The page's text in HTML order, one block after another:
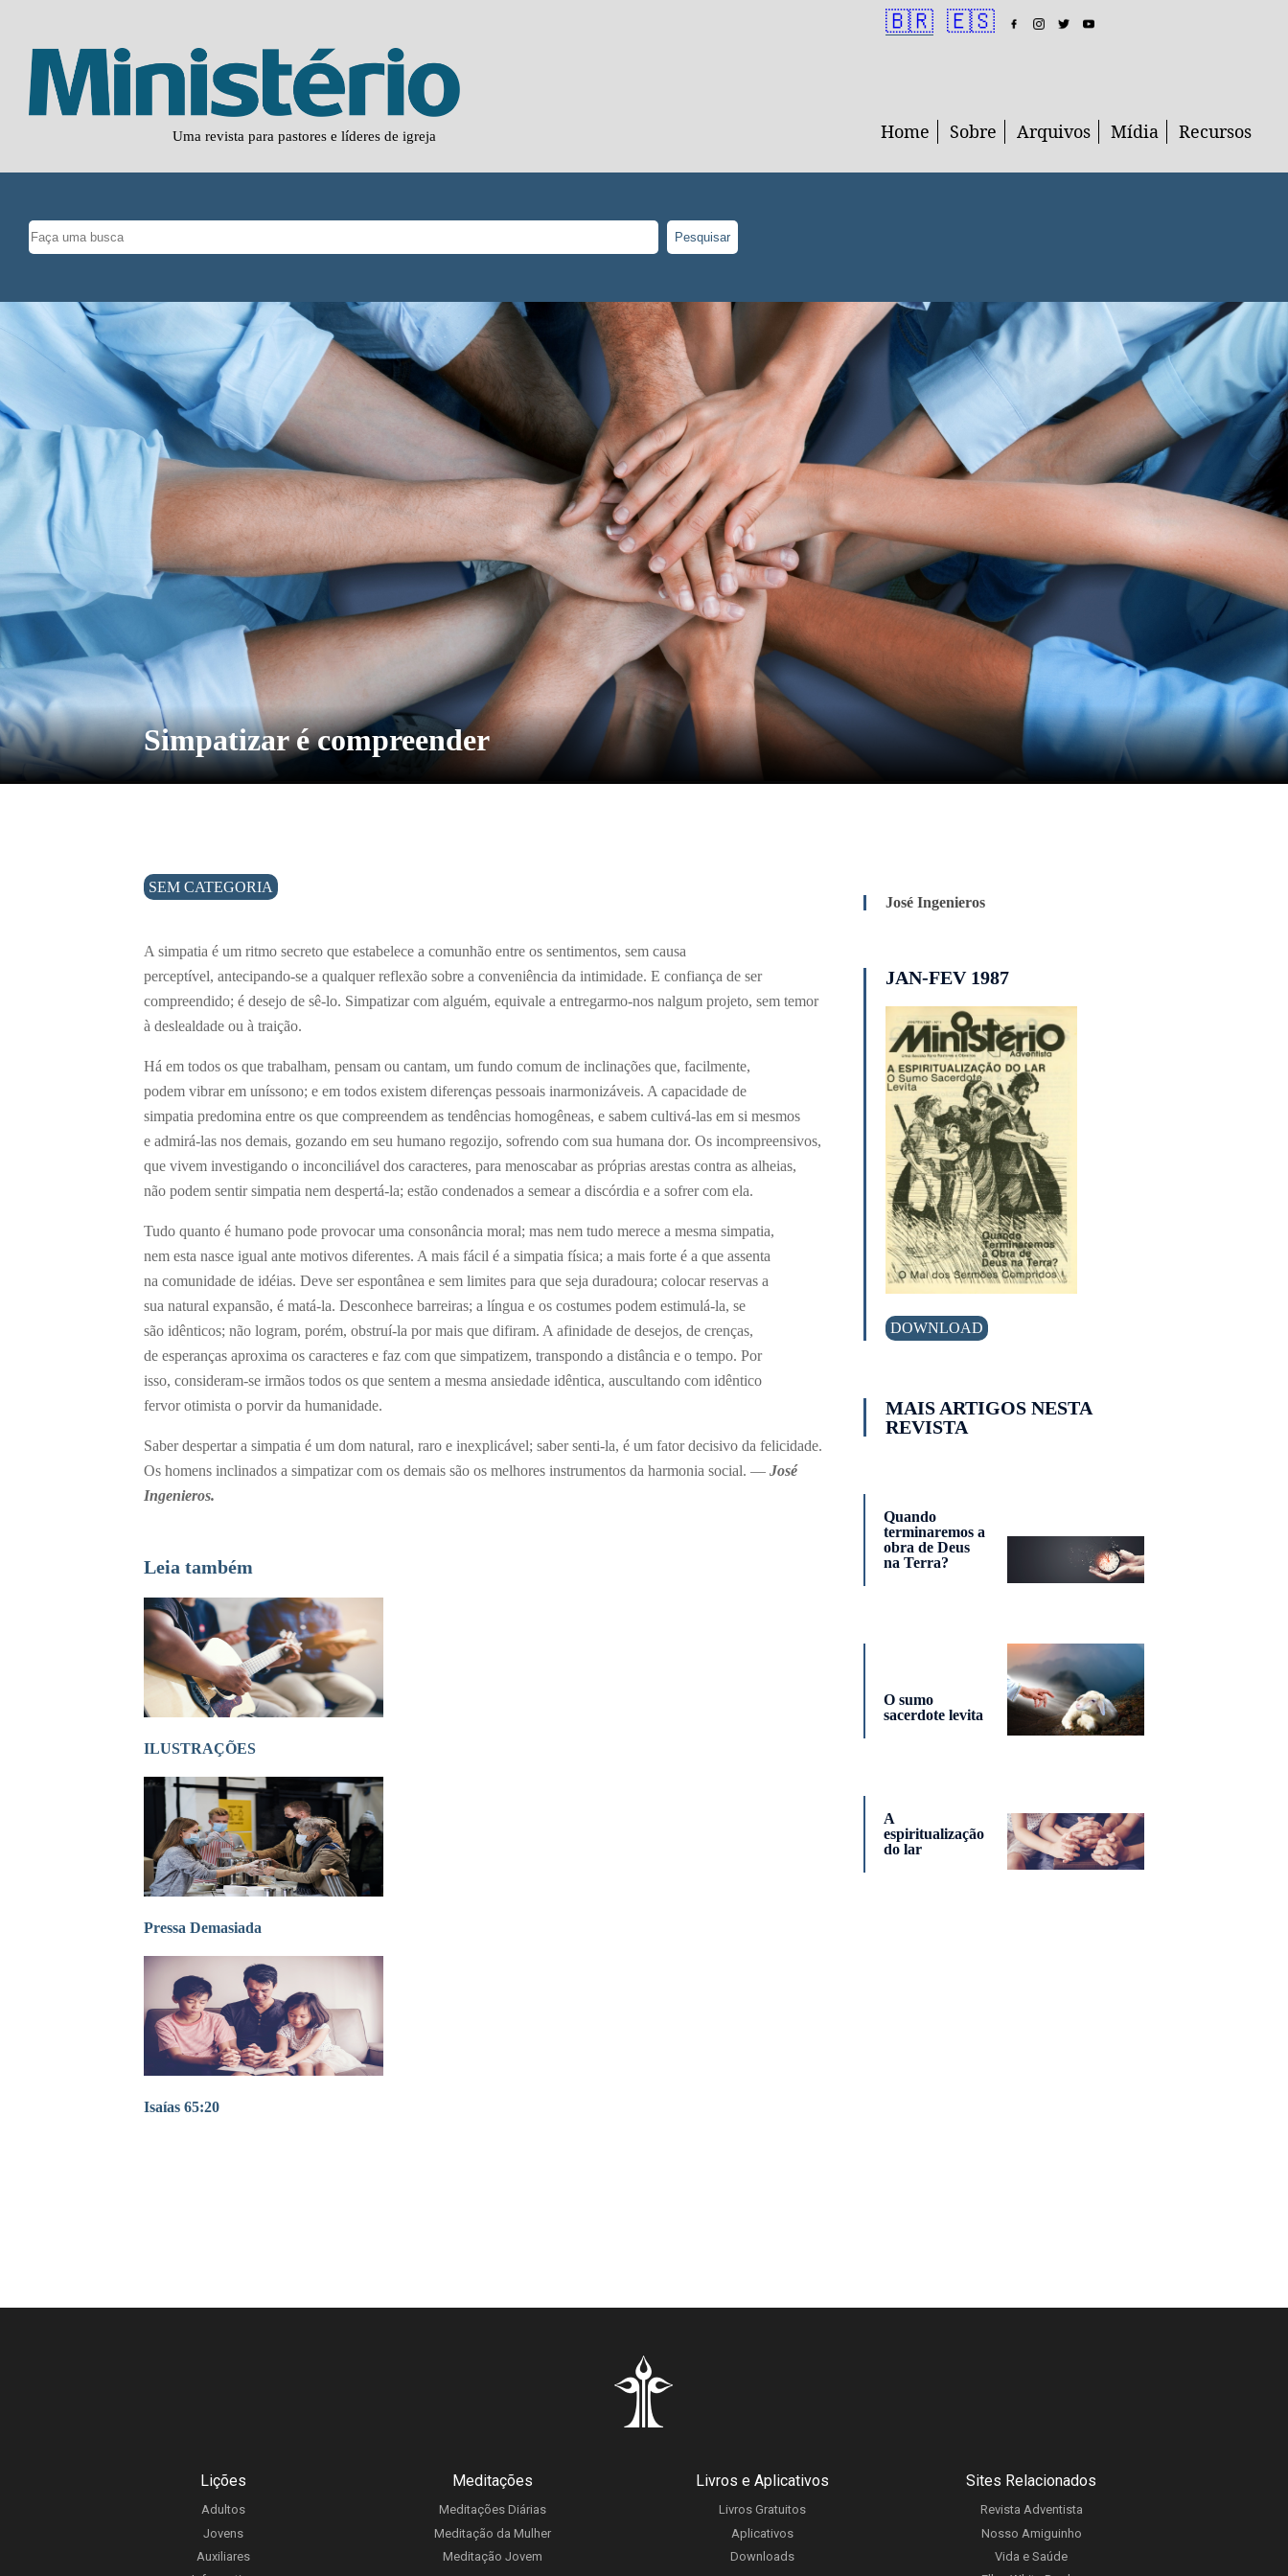
Uma revista para pastores e líderes de igreja Home Sobre Arquivos Mídia Recursos
🇧🇷 🇪🇸
Pesquisar
Simpatizar é compreender
SEM CATEGORIA
A simpatia é um ritmo secreto que estabelece a comunhão entre os sentimentos, sem causa
perceptível, antecipando-se a qualquer reflexão sobre a conveniência da intimidade. E confiança de ser
compreendido; é desejo de sê-lo. Simpatizar com alguém, equivale a entregarmo-nos nalgum projeto, sem temor
à deslealdade ou à traição.
Há em todos os que trabalham, pensam ou cantam, um fundo comum de inclinações que, facilmente,
podem vibrar em uníssono; e em todos existem diferenças pessoais inarmonizáveis. A capacidade de
simpatia predomina entre os que compreendem as tendências homogêneas, e sabem cultivá-las em si mesmos
e admirá-las nos demais, gozando em seu humano regozijo, sofrendo com sua humana dor. Os incompreensivos,
que vivem investigando o inconciliável dos caracteres, para menoscabar as próprias arestas contra as alheias,
não podem sentir simpatia nem despertá-la; estão condenados a semear a discórdia e a sofrer com ela.
Tudo quanto é humano pode provocar uma consonância moral; mas nem tudo merece a mesma simpatia,
nem esta nasce igual ante motivos diferentes. A mais fácil é a simpatia física; a mais forte é a que assenta
na comunidade de idéias. Deve ser espontânea e sem limites para que seja duradoura; colocar reservas a
sua natural expansão, é matá-la. Desconhece barreiras; a língua e os costumes podem estimulá-la, se
são idênticos; não logram, porém, obstruí-la por mais que difiram. A afinidade de desejos, de crenças,
de esperanças aproxima os caracteres e faz com que simpatizem, transpondo a distância e o tempo. Por
isso, consideram-se irmãos todos os que sentem a mesma ansiedade idêntica, auscultando com idêntico
fervor otimista o porvir da humanidade.
Saber despertar a simpatia é um dom natural, raro e inexplicável; saber senti-la, é um fator decisivo da felicidade.
Os homens inclinados a simpatizar com os demais são os melhores instrumentos da harmonia social. — José
Ingenieros.
Leia também
ILUSTRAÇÕES
Pressa Demasiada
Isaías 65:20
José Ingenieros
JAN-FEV 1987
DOWNLOAD
MAIS ARTIGOS NESTA
REVISTA
Quando
terminaremos a
obra de Deus
na Terra?
O sumo
sacerdote levita
A
espiritualização
do lar
Lições
Adultos
Jovens
Auxiliares
Meditações
Meditações Diárias
Meditação da Mulher
Meditação Jovem
Livros e Aplicativos
Livros Gratuitos
Aplicativos
Downloads
Sites Relacionados
Revista Adventista
Nosso Amiguinho
Vida e Saúde